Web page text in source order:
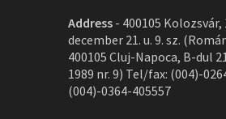
Address - 400105 Kolozsvár,
december 21. u. 9. sz.
400105 Cluj-Napoca, B-dul
1989 nr. 9) Tel/fax: (004)-
(004)-0364-405557